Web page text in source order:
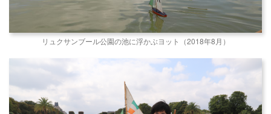
リュクサンブール公園の池に浮かぶヨット（2018年8月）